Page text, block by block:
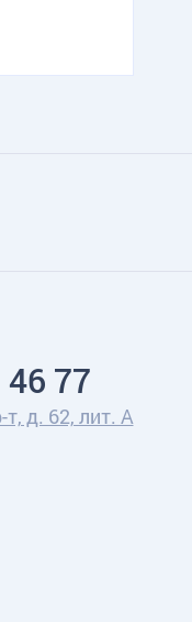
77
д. 62, лит. А